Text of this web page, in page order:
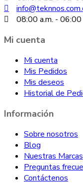
08:00 a.m. - 06:00
Mi cuenta
Mi cuenta
Mis Pedidos
Mis deseos
Historial de
Información
Sobre nosotros
Blog
Nuestras Marcas
Preguntas
Contáctenos